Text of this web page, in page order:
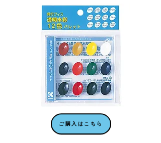
ご購入はこちら